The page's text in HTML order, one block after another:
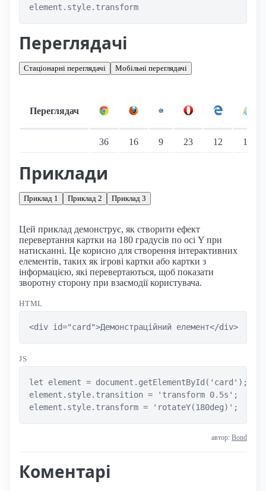
element.style.transform
Переглядачі
Стаціонарні переглядачі Мобільні переглядачі
Переглядач
36 16 9 23 12 10
Приклади
Приклад 1 Приклад 2 Приклад 3
Цей приклад демонструє, як створити ефект
перевертання картки на 180 градусів по осі Y при
натисканні. Це корисно для створення інтерактивних
елементів, таких як ігрові картки або картки з
інформацією, які перевертаються, щоб показати
зворотну сторону при взаємодії користувача.
HTML
<div id="card">Демонстраційний елемент</div>
JS
let element = document.getElementById('card');
element.style.transition = 'transform 0.5s';
element.style.transform = 'rotateY(180deg)';
автор: Bond
Коментарі